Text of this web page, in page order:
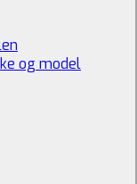
og model